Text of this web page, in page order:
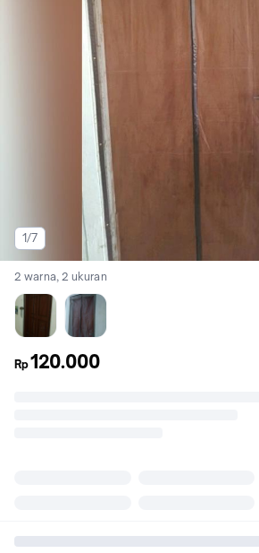
1/7
Lihat semua variant:
2 warna, 2 ukuran
Cokelat Abu-abu
Rp120.000